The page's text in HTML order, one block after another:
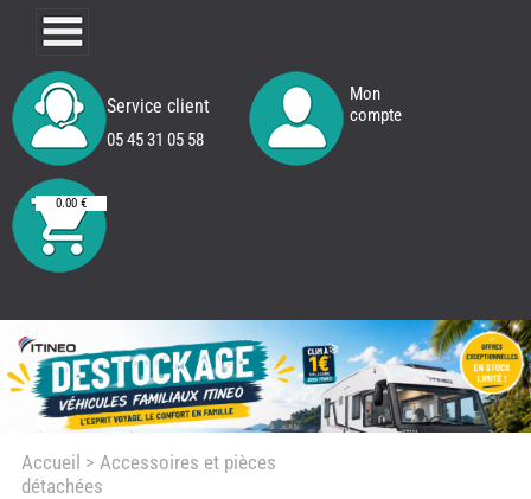
Service client
05 45 31 05 58
Mon
compte
0.00 €
Accueil > Accessoires et pièces
détachées